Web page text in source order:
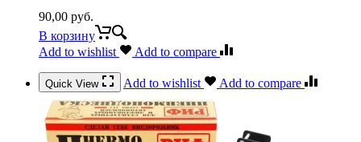
90,00 руб.
В корзину
Add to wishlist
Add to compare
Quick View Add to wishlist Add to compare